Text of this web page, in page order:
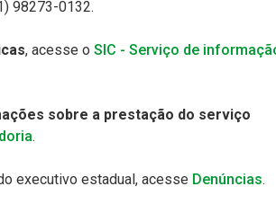
98273-0132.
, acesse o SIC - Serviço de
sobre a prestação do serviço
.
executivo estadual, acesse Denúncias.